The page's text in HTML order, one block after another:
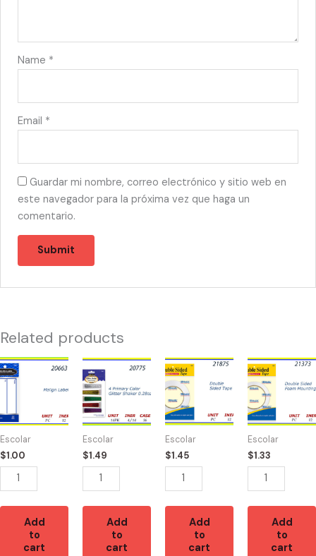
Name *
Email *
Guardar mi nombre, correo electrónico y sitio web en
este navegador para la próxima vez que haga un
comentario.
Related products
Escolar
$1.00
20663
-
LABEL
quantity
Add
to
cart
Escolar
$1.49
20775
-
4
PRIMARY
COLOR
SHAKER
.28oz
quantity
Add
to
cart
Escolar
$1.45
21875
-
MASKING
TAPE
DOBLE
LADO
quantity
Add
to
cart
Escolar
$1.33
21373
-
TAPE
FOAM
DOBLE
LADO
quantity
Add
to
cart